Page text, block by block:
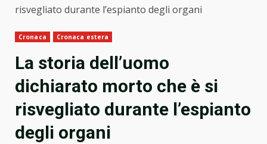
risvegliato durante l’espianto degli organi
Cronaca Cronaca estera
La storia dell’uomo
dichiarato morto che è si
risvegliato durante l’espianto
degli organi